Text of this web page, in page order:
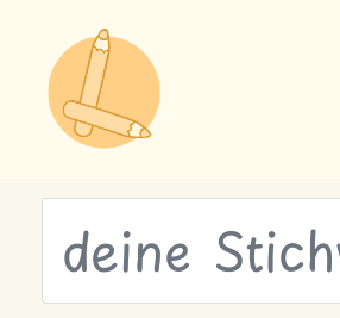
wähle Labels